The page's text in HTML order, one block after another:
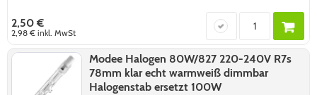
2,50 €
2,98 €inkl. MwSt
Modee Halogen 80W/827 220-240V R7s
78mm klar echt warmweiß dimmbar
Halogenstab ersetzt 100W